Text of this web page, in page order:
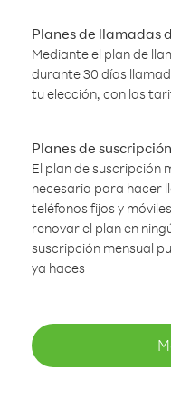
Planes de llamadas
Mediante el plan de
durante 30 días
tu elección, con las
Planes de
El plan de suscripción
necesaria para hacer
teléfonos fijos y
renovar el plan en
suscripción mensual
ya haces